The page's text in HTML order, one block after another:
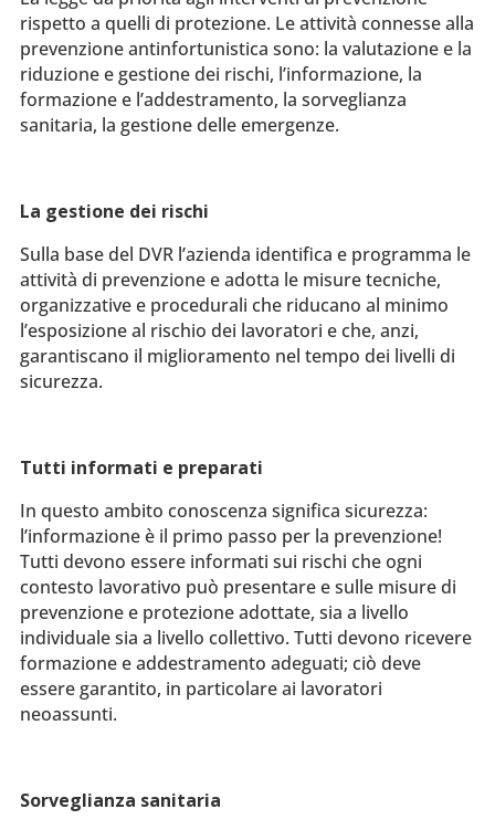
rispetto a quelli di protezione. Le attività connesse alla
prevenzione antinfortunistica sono: la valutazione e la
riduzione e gestione dei rischi, l’informazione, la
formazione e l’addestramento, la sorveglianza
sanitaria, la gestione delle emergenze.
La gestione dei rischi
Sulla base del DVR l’azienda identifica e programma le
attività di prevenzione e adotta le misure tecniche,
organizzative e procedurali che riducano al minimo
l’esposizione al rischio dei lavoratori e che, anzi,
garantiscano il miglioramento nel tempo dei livelli di
sicurezza.
Tutti informati e preparati
In questo ambito conoscenza significa sicurezza:
l’informazione è il primo passo per la prevenzione!
Tutti devono essere informati sui rischi che ogni
contesto lavorativo può presentare e sulle misure di
prevenzione e protezione adottate, sia a livello
individuale sia a livello collettivo. Tutti devono ricevere
formazione e addestramento adeguati; ciò deve
essere garantito, in particolare ai lavoratori
neoassunti.
Sorveglianza sanitaria